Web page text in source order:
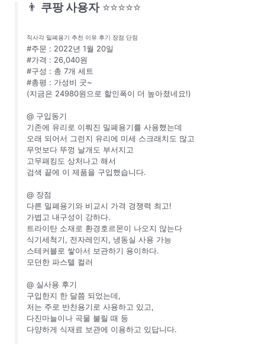
👨 쿠팡 사용자 ⭐⭐⭐⭐⭐
직사각 밀폐용기 추천 이유 후기 장점 단점
#주문 : 2022년 1월 20일
#가격 : 26,040원
#구성 : 총 7개 세트
#총평 : 가성비 굿~
(지금은 24980원으로 할인폭이 더 높아졌네요!)
@ 구입동기
기존에 유리로 이뤄진 밀폐용기를 사용했는데
오래 되어서 그런지 유리에 미세 스크래치도 많고
무엇보다 뚜껑 날개도 부서지고
고무패킹도 상처나고 해서
검색 끝에 이 제품을 구입했습니다.
@ 장점
다른 밀폐용기와 비교시 가격 경쟁력 최고!
가볍고 내구성이 강하다.
트라이탄 소재로 환경호르몬이 나오지 않는다
식기세척기, 전자레인지, 냉동실 사용 가능
스테커블로 쌓아서 보관하기 용이하다.
모던한 파스텔 컬러
@ 실사용 후기
구입한지 한 달쯤 되었는데,
저는 주로 반찬용기로 사용하고 있고,
다진마늘이나 곡물 불릴 때 등
다양하게 식재료 보관에 이용하고 있답니다.